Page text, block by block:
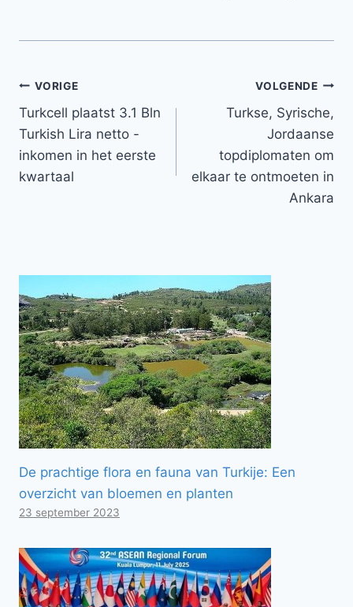
Bericht
navigatie
VORIGE
Turkcell plaatst 3.1 Bln
Turkish Lira netto -
inkomen in het eerste
kwartaal
VOLGENDE
Turkse, Syrische,
Jordaanse
topdiplomaten om
elkaar te ontmoeten in
Ankara
De prachtige flora en fauna van Turkije: Een
overzicht van bloemen en planten
23 september 2023